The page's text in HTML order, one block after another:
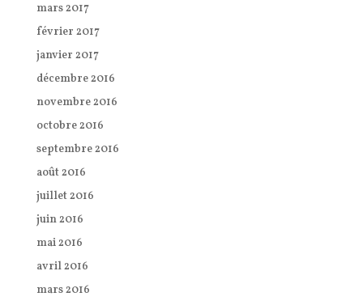
mars 2017
février 2017
janvier 2017
décembre 2016
novembre 2016
octobre 2016
septembre 2016
août 2016
juillet 2016
juin 2016
mai 2016
avril 2016
mars 2016